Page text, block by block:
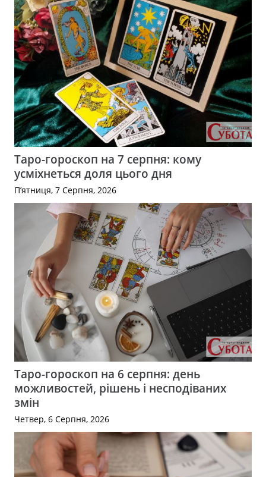
Таро-гороскоп на 7 серпня: кому
усміхнеться доля цього дня
П’ятниця, 7 Серпня, 2026
Таро-гороскоп на 6 серпня: день
можливостей, рішень і несподіваних
змін
Четвер, 6 Серпня, 2026